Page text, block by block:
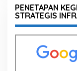
PENETAPAN
STRATEGIS